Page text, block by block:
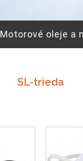
Motorové oleje a
SL-trieda